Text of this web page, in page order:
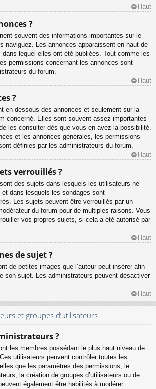
Haut
?
souvent des informations importantes sur le
naviguez. Les annonces apparaissent en haut de
dans lequel elles ont été publiées. Tout comme les
permissions concernant les annonces sont
du forum.
Haut
?
en dessous des annonces et seulement sur la
concerné. Elles sont souvent assez importantes
les consulter dès que vous en avez la possibilité.
et les annonces générales, les permissions
définies par les administrateurs du forum.
Haut
verrouillés ?
des sujets dans lesquels les utilisateurs ne
et dans lesquels les sondages sont
Les sujets peuvent être verrouillés par un
du forum pour de multiples raisons. Vous
vos propres sujets, si cela a été autorisé par
Haut
de sujet ?
de petites images que l’auteur peut insérer afin
son sujet. Les administrateurs peuvent désactiver
Haut
et groupes d’utilisateurs
?
les membres possédant le plus haut niveau de
utilisateurs peuvent contrôler toutes les
que les paramètres des permissions, le
la création de groupes d’utilisateurs ou de
également être habilités à modérer